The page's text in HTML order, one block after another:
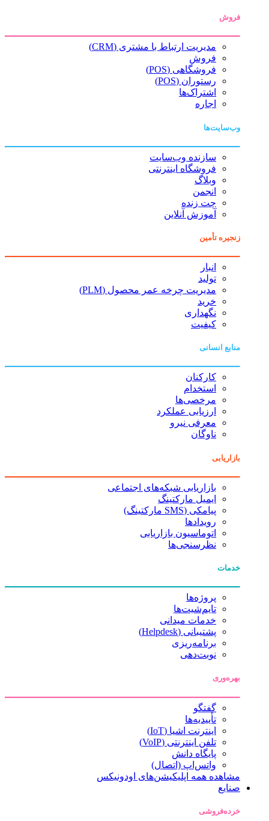
فروش
مدیریت ارتباط با مشتری (CRM)
فروش
فروشگاهی (POS)
رستوران (POS)
اشتراک‌ها
اجاره
وب‌سایت‌ها
سازنده وب‌سایت
فروشگاه اینترنتی
وبلاگ
انجمن
چت زنده
آموزش آنلاین
زنجیره تأمین
انبار
تولید
مدیریت چرخه عمر محصول (PLM)
خرید
نگهداری
کیفیت
منابع انسانی
کارکنان
استخدام
مرخصی‌ها
ارزیابی عملکرد
معرفی نیرو
ناوگان
بازاریابی
بازاریابی شبکه‌های اجتماعی
ایمیل مارکتینگ
پیامکی (SMS مارکتینگ)
رویدادها
اتوماسیون بازاریابی
نظرسنجی‌ها
خدمات
پروژه‌ها
تایم‌شیت‌ها
خدمات میدانی
پشتیبانی (Helpdesk)
برنامه‌ریزی
نوبت‌دهی
بهره‌وری
گفتگو
تأییدیه‌ها
اینترنت اشیا (IoT)
تلفن اینترنتی (VoIP)
پایگاه دانش
واتس‌اپ (اتصال)
مشاهده همه اپلیکیشن‌های اودونیکس
صنایع
خرده‌فروشی